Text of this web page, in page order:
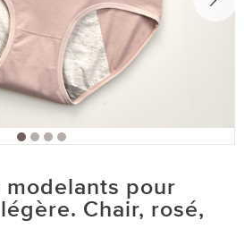
pour
Chair, rosé,